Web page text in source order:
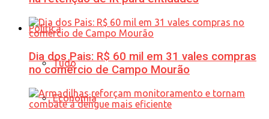
Política
Tudo
Economia
Dia dos Pais: R$ 60 mil em 31 vales compras
no comércio de Campo Mourão